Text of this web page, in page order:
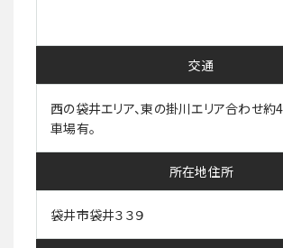
交通
西の袋井エリア、東の掛川エリア合わせ
車場有。
所在地住所
袋井市袋井３３９